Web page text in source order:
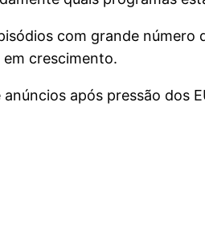
com grande
crescimento.
após pressão dos